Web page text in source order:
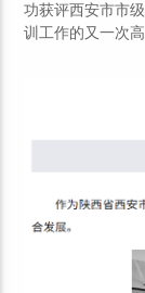
功获评西安市市
训工作的又一次